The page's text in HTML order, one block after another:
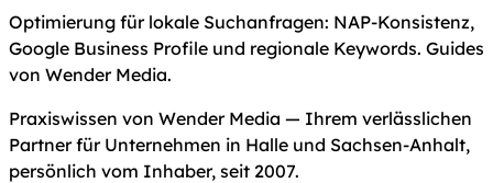
Optimierung für lokale Suchanfragen: NAP-Konsistenz,
Google Business Profile und regionale Keywords. Guides
von Wender Media.
Praxiswissen von Wender Media — Ihrem verlässlichen
Partner für Unternehmen in Halle und Sachsen-Anhalt,
persönlich vom Inhaber, seit 2007.